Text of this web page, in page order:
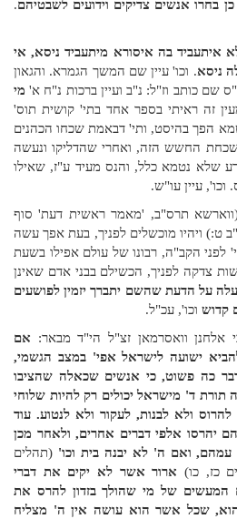
בחרו אנשים צדיקים וידועים לשבטיהם.
איתעביד בה איסורא מיתעביד ניסא, אי
ניסא. וכו' עיין שם המשך הגמרא. והגאון
שם כותב וז"ל: נ"ב ועיין ברכות נ"ח א' מי
זה ראיתי בספר אחד בתי' קושית תוס'
הפך בהיסט, ותי' דבאמת שכחו הכהנים
החשש הזה, ואחרי שהדליקו ונעשה
שלא נטמא כלל, והנס מעיד ע"ז, שאילו
עיין עו"ש.
תרס"ב, 'מאמר ראשית דעת' סוף
ט:) ויהיו מוכשלים לפניך, בעת אפך עשה
לפני הקב"ה, רבונו של עולם אפילו בשעת
צדקה לפניך, הכשילם בבני אדם שאינן
על הדעת שהשם יתברך יזמין לפושעים
קדוש וכו', עכ"ל.
אלחנן וואסרמאן זצ"ל הי"ד מבאר: אם
ישועה לישראל אפי' במצב הגשמי,
כה פשוט, כי אנשים שכאלה שהציבו
ד' מישראל יכולים רק להיות שלוחי
ולא לבנות, לעקור ולא לנטוע. עוד
יהרסו אלפי דברים אחרים, ולאחר מכן
עמהם, ואם ה' לא יבנה בית וכו' (תהלים
כז, כו) ארור אשר לא יקים את דברי
המעשים של מי שהולך בזדון להרס את
שכל אשר הוא עושה אין ה' מצליח